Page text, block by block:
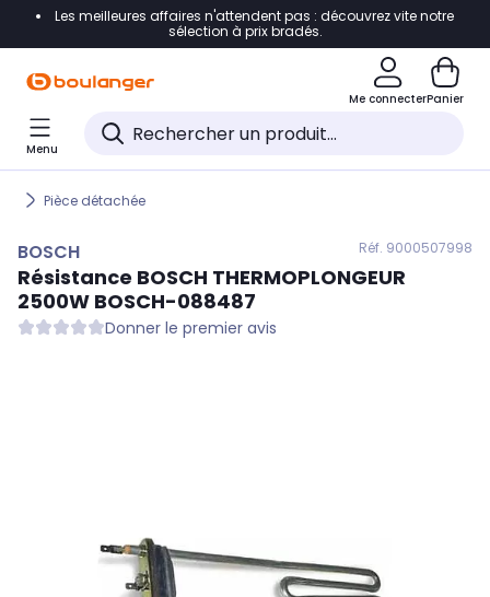
Accéder directement à la navigation
Accéder directement au pied de page
Accéder directement au chatbot
Les meilleures affaires n'attendent pas : découvrez vite notre
sélection à prix bradés.
Me connecterPanier
Menu
Pièce détachée
BOSCH Réf. 9000507998
Résistance BOSCH THERMOPLONGEUR
2500W BOSCH-088487
Donner le premier avis